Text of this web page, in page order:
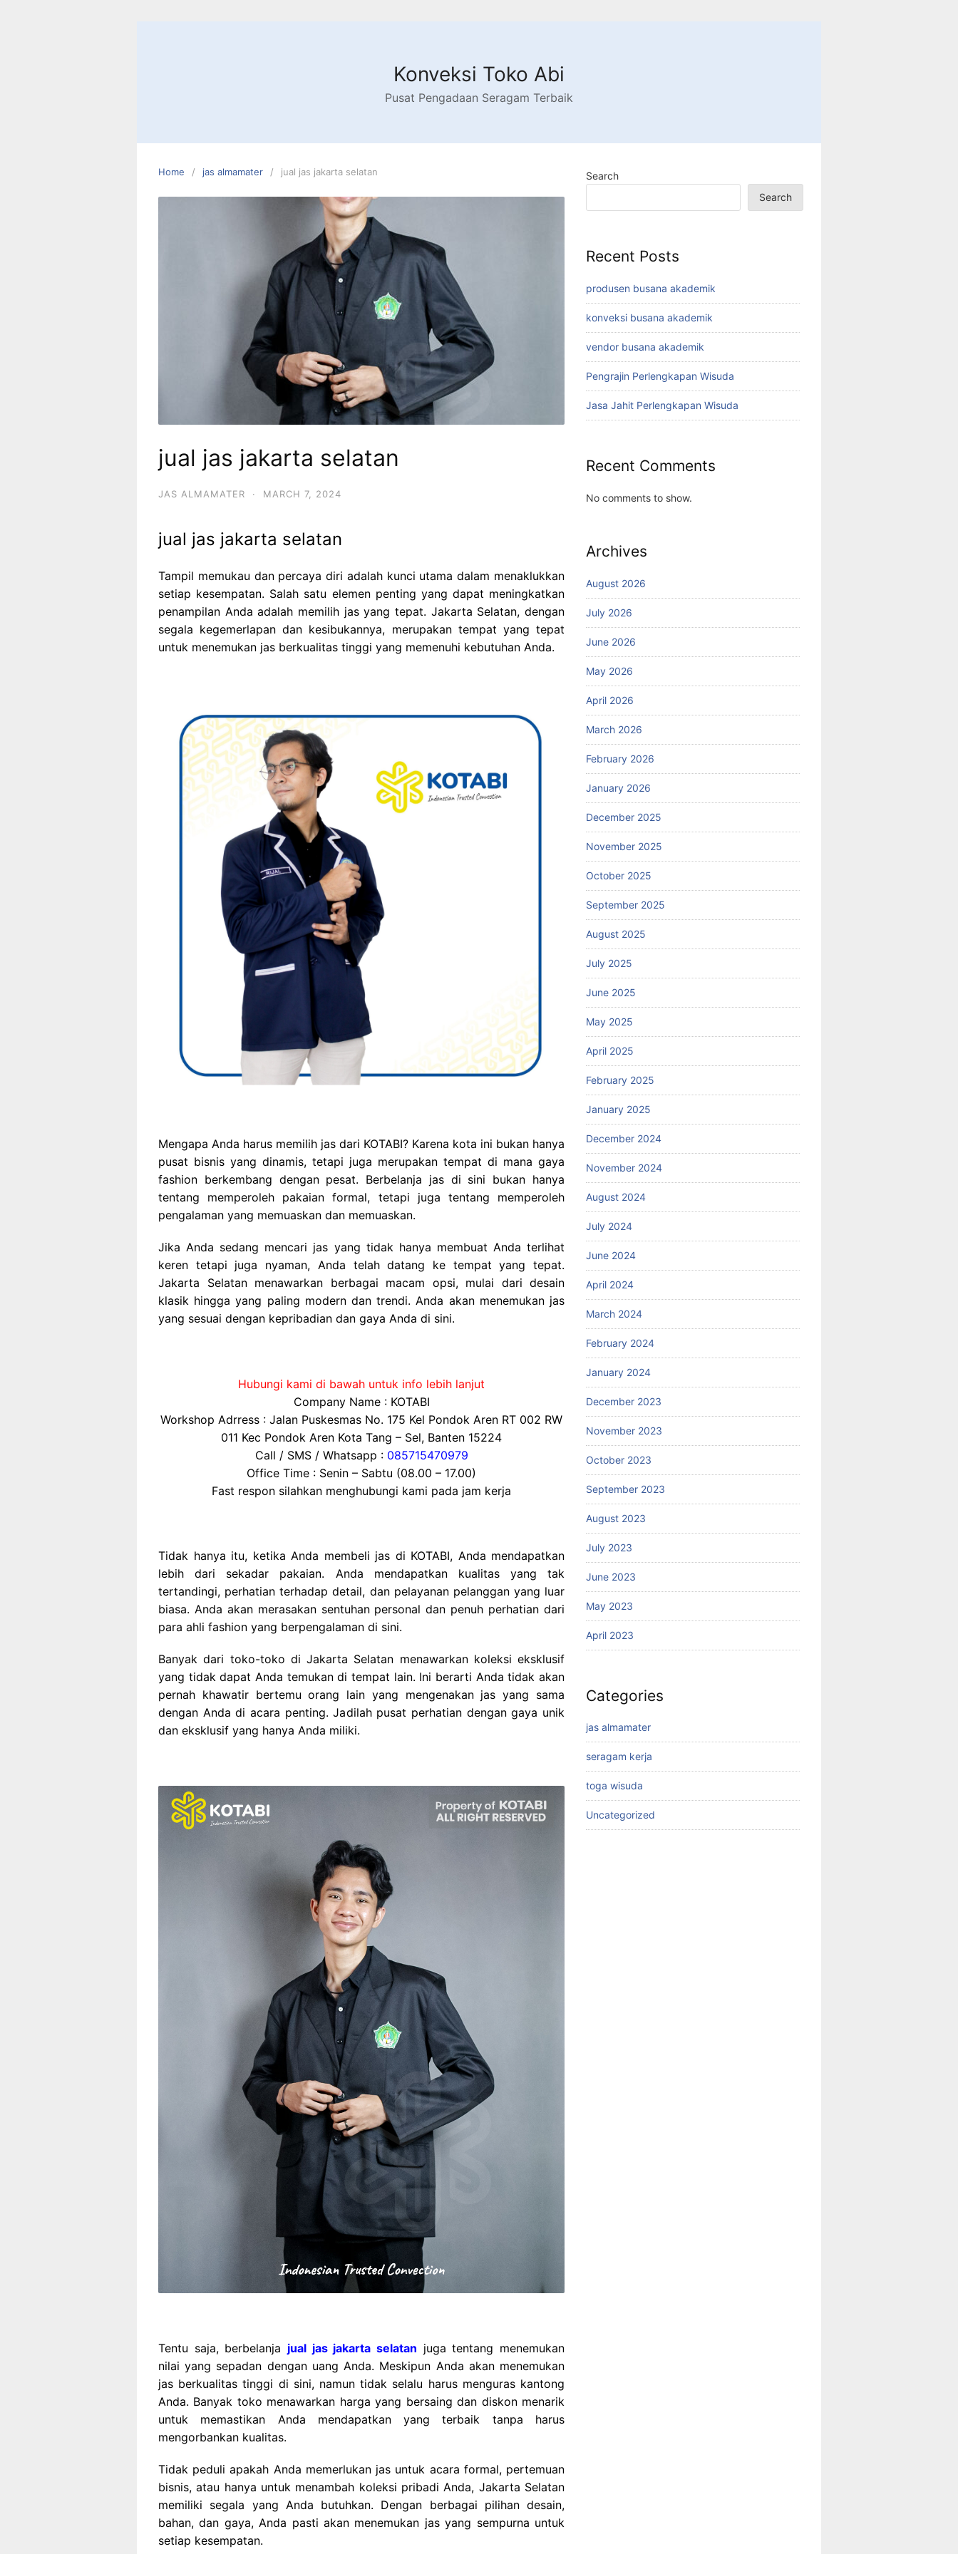
Konveksi Toko Abi
Pusat Pengadaan Seragam Terbaik
Home jas almamater jual jas jakarta selatan
jual jas jakarta selatan
JAS ALMAMATER · MARCH 7, 2024
jual jas jakarta selatan
Tampil memukau dan percaya diri adalah kunci utama dalam menaklukkan
setiap kesempatan. Salah satu elemen penting yang dapat meningkatkan
penampilan Anda adalah memilih jas yang tepat. Jakarta Selatan, dengan
segala kegemerlapan dan kesibukannya, merupakan tempat yang tepat
untuk menemukan jas berkualitas tinggi yang memenuhi kebutuhan Anda.
Mengapa Anda harus memilih jas dari KOTABI? Karena kota ini bukan hanya
pusat bisnis yang dinamis, tetapi juga merupakan tempat di mana gaya
fashion berkembang dengan pesat. Berbelanja jas di sini bukan hanya
tentang memperoleh pakaian formal, tetapi juga tentang memperoleh
pengalaman yang memuaskan dan memuaskan.
Jika Anda sedang mencari jas yang tidak hanya membuat Anda terlihat
keren tetapi juga nyaman, Anda telah datang ke tempat yang tepat.
Jakarta Selatan menawarkan berbagai macam opsi, mulai dari desain
klasik hingga yang paling modern dan trendi. Anda akan menemukan jas
yang sesuai dengan kepribadian dan gaya Anda di sini.
Hubungi kami di bawah untuk info lebih lanjut
Company Name : KOTABI
Workshop Adrress : Jalan Puskesmas No. 175 Kel Pondok Aren RT 002 RW
011 Kec Pondok Aren Kota Tang – Sel, Banten 15224
Call / SMS / Whatsapp : 085715470979
Office Time : Senin – Sabtu (08.00 – 17.00)
Fast respon silahkan menghubungi kami pada jam kerja
Tidak hanya itu, ketika Anda membeli jas di KOTABI, Anda mendapatkan
lebih dari sekadar pakaian. Anda mendapatkan kualitas yang tak
tertandingi, perhatian terhadap detail, dan pelayanan pelanggan yang luar
biasa. Anda akan merasakan sentuhan personal dan penuh perhatian dari
para ahli fashion yang berpengalaman di sini.
Banyak dari toko-toko di Jakarta Selatan menawarkan koleksi eksklusif
yang tidak dapat Anda temukan di tempat lain. Ini berarti Anda tidak akan
pernah khawatir bertemu orang lain yang mengenakan jas yang sama
dengan Anda di acara penting. Jadilah pusat perhatian dengan gaya unik
dan eksklusif yang hanya Anda miliki.
Tentu saja, berbelanja jual jas jakarta selatan juga tentang menemukan
nilai yang sepadan dengan uang Anda. Meskipun Anda akan menemukan
jas berkualitas tinggi di sini, namun tidak selalu harus menguras kantong
Anda. Banyak toko menawarkan harga yang bersaing dan diskon menarik
untuk memastikan Anda mendapatkan yang terbaik tanpa harus
mengorbankan kualitas.
Tidak peduli apakah Anda memerlukan jas untuk acara formal, pertemuan
bisnis, atau hanya untuk menambah koleksi pribadi Anda, Jakarta Selatan
memiliki segala yang Anda butuhkan. Dengan berbagai pilihan desain,
bahan, dan gaya, Anda pasti akan menemukan jas yang sempurna untuk
setiap kesempatan.
Search
Search
Recent Posts
produsen busana akademik
konveksi busana akademik
vendor busana akademik
Pengrajin Perlengkapan Wisuda
Jasa Jahit Perlengkapan Wisuda
Recent Comments
No comments to show.
Archives
August 2026
July 2026
June 2026
May 2026
April 2026
March 2026
February 2026
January 2026
December 2025
November 2025
October 2025
September 2025
August 2025
July 2025
June 2025
May 2025
April 2025
February 2025
January 2025
December 2024
November 2024
August 2024
July 2024
June 2024
April 2024
March 2024
February 2024
January 2024
December 2023
November 2023
October 2023
September 2023
August 2023
July 2023
June 2023
May 2023
April 2023
Categories
jas almamater
seragam kerja
toga wisuda
Uncategorized